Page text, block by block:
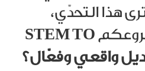
هذا التحدّي،
STEM TO